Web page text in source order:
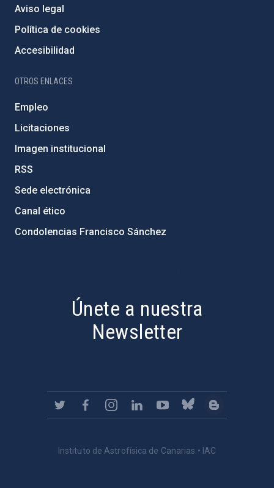
Aviso legal
Política de cookies
Accesibilidad
OTROS ENLACES
Empleo
Licitaciones
Imagen institucional
RSS
Sede electrónica
Canal ético
Condolencias Francisco Sánchez
Únete a nuestra
Newsletter
Instituto de Astrofísica de Canarias • IAC